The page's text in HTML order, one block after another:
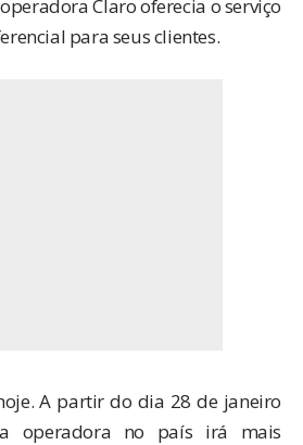
Claro oferecia o serviço
para seus clientes.
A partir do dia 28 de janeiro
operadora no país irá mais